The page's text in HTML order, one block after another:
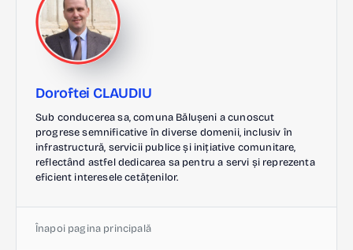
Doroftei CLAUDIU
Sub conducerea sa, comuna Bălușeni a cunoscut
progrese semnificative în diverse domenii, inclusiv în
infrastructură, servicii publice și inițiative comunitare,
reflectând astfel dedicarea sa pentru a servi și reprezenta
eficient interesele cetățenilor.
Înapoi pagina principală